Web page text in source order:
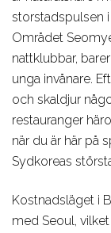
storstadspulsen
Området
nattklubbar,
unga invånare.
och skaldjur
restauranger
när du är här på
Sydkoreas
Kostnadsläget i
med Seoul,